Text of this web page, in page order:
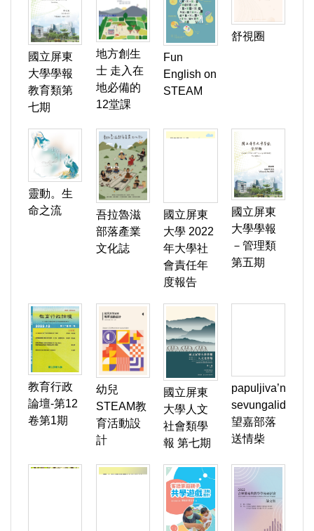
國立屏東
大學學報
教育類第
七期
地方創生
士 走入在
地必備的
12堂課
Fun
English on
STEAM
舒視圈
靈動。生
命之流
吾拉魯滋
部落產業
文化誌
國立屏東
大學 2022
年大學社
會責任年
度報告
國立屏東
大學學報
－管理類
第五期
教育行政
論壇-第12
卷第1期
幼兒
STEAM教
育活動設
計
國立屏東
大學人文
社會類學
報 第七期
papuljiva’na
sevungalid
望嘉部落
送情柴